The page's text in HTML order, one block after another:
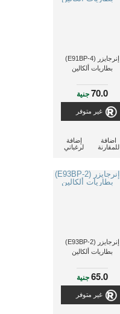
إنرجايزر (E91BP-4)
بطاريات ألكالين
70.0جنية
غير متوفر
إضافة
لرغباتي
اضافة
للمقارنة
إنرجايزر (E93BP-2)
بطاريات ألكالين
65.0جنية
غير متوفر